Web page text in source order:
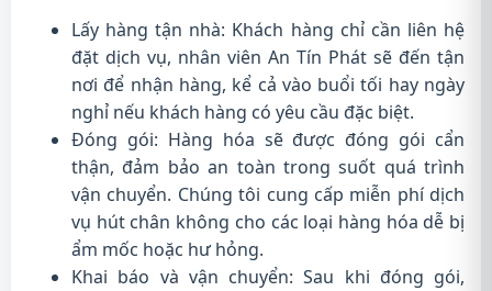
Lấy hàng tận nhà: Khách hàng chỉ cần liên hệ
đặt dịch vụ, nhân viên An Tín Phát sẽ đến tận
nơi để nhận hàng, kể cả vào buổi tối hay ngày
nghỉ nếu khách hàng có yêu cầu đặc biệt.
Đóng gói: Hàng hóa sẽ được đóng gói cẩn
thận, đảm bảo an toàn trong suốt quá trình
vận chuyển. Chúng tôi cung cấp miễn phí dịch
vụ hút chân không cho các loại hàng hóa dễ bị
ẩm mốc hoặc hư hỏng.
Khai báo và vận chuyển: Sau khi đóng gói,